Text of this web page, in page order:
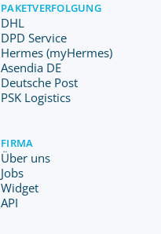
PAKETVERFOLGUNG
DHL
DPD Service
Hermes (myHermes)
Asendia DE
Deutsche Post
PSK Logistics
FIRMA
Über uns
Jobs
Widget
API